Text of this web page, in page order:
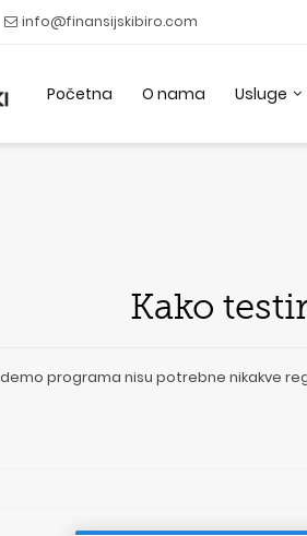
info@finansijskibiro.com
Početna O nama Usluge
Kako
programa nisu potrebne nikakve